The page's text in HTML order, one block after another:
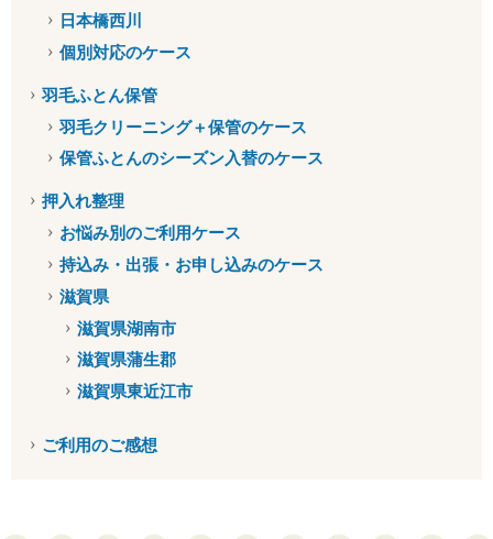
日本橋西川
個別対応のケース
羽毛ふとん保管
羽毛クリーニング＋保管のケース
保管ふとんのシーズン入替のケース
押入れ整理
お悩み別のご利用ケース
持込み・出張・お申し込みのケース
滋賀県
滋賀県湖南市
滋賀県蒲生郡
滋賀県東近江市
ご利用のご感想